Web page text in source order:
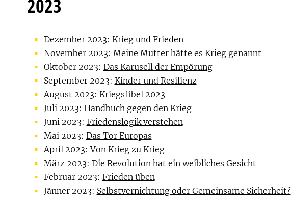
2023
Dezember 2023: Krieg und Frieden
November 2023: Meine Mutter hätte es Krieg genannt
Oktober 2023: Das Karusell der Empörung
September 2023: Kinder und Resilienz
August 2023: Kriegsfibel 2023
Juli 2023: Handbuch gegen den Krieg
Juni 2023: Friedenslogik verstehen
Mai 2023: Das Tor Europas
April 2023:Von Krieg zu Krieg
März 2023: Die Revolution hat ein weibliches Gesicht
Februar 2023: Frieden üben
Jänner 2023: Selbstvernichtung oder Gemeinsame Sicherheit?